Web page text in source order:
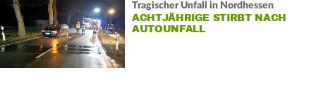
Tragischer Unfall in Nordhessen
ACHTJÄHRIGE STIRBT NACH
AUTOUNFALL